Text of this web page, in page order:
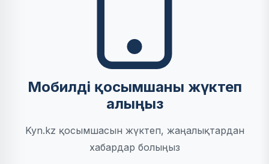
Мобилді қосымшаны жүктеп
алыңыз
Kyn.kz қосымшасын жүктеп, жаңалықтардан
хабардар болыңыз